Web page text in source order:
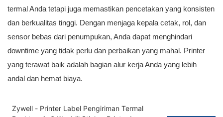
termal Anda tetapi juga memastikan pencetakan yang konsisten
dan berkualitas tinggi. Dengan menjaga kepala cetak, rol, dan
sensor bebas dari penumpukan, Anda dapat menghindari
downtime yang tidak perlu dan perbaikan yang mahal. Printer
yang terawat baik adalah bagian alur kerja Anda yang lebih
andal dan hemat biaya.
Zywell - Printer Label Pengiriman Termal